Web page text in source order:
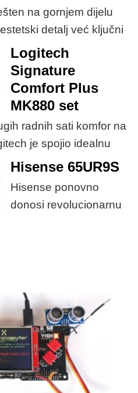
na gornjem dijelu
detalj već ključni
proizvoda, jer koristi
umjetnog svjetla za
Logitech
Signature
Comfort Plus
MK880 set
radnih sati komfor na
je spojio idealnu
i miša s naprednim
Hisense 65UR9S
Hisense ponovno
donosi revolucionarnu